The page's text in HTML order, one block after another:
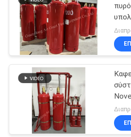
Καθαρός
πράκτορας
καταστολής
πυρκαγιάς